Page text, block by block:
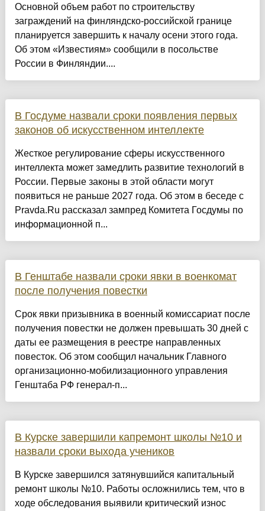
Основной объем работ по строительству
заграждений на финляндско-российской границе
планируется завершить к началу осени этого года.
Об этом «Известиям» сообщили в посольстве
России в Финляндии....
В Госдуме назвали сроки появления первых
законов об искусственном интеллекте
Жесткое регулирование сферы искусственного
интеллекта может замедлить развитие технологий в
России. Первые законы в этой области могут
появиться не раньше 2027 года. Об этом в беседе с
Pravda.Ru рассказал зампред Комитета Госдумы по
информационной п...
В Генштабе назвали сроки явки в военкомат
после получения повестки
Срок явки призывника в военный комиссариат после
получения повестки не должен превышать 30 дней с
даты ее размещения в реестре направленных
повесток. Об этом сообщил начальник Главного
организационно-мобилизационного управления
Генштаба РФ генерал-п...
В Курске завершили капремонт школы №10 и
назвали сроки выхода учеников
В Курске завершился затянувшийся капитальный
ремонт школы №10. Работы осложнились тем, что в
ходе обследования выявили критический износ